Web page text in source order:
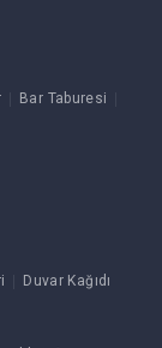
Bar Taburesi
Duvar Kağıdı